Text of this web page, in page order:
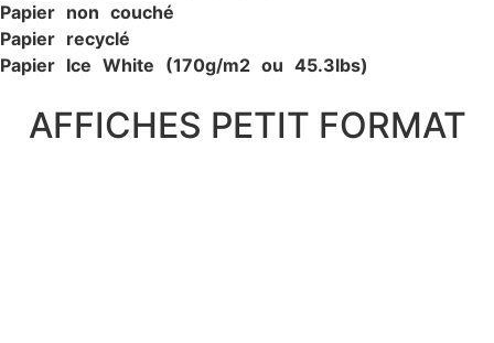
Papier non couché
Papier recyclé
Papier Ice White (170g/m2 ou 45.3lbs)
AFFICHES PETIT FORMAT